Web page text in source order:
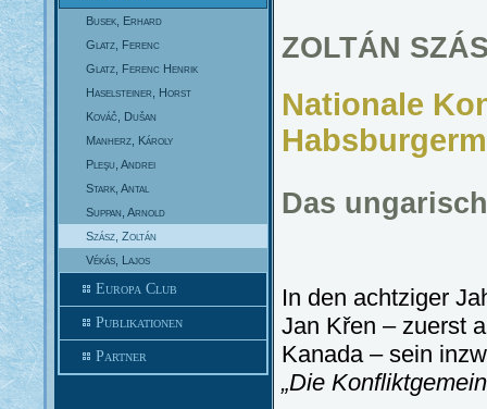
Busek, Erhard
Glatz, Ferenc
Glatz, Ferenc Henrik
Haselsteiner, Horst
Kováč, Dušan
Manherz, Károly
Pleşu, Andrei
Stark, Antal
Suppan, Arnold
Szász, Zoltán
Vékás, Lajos
Europa Club
Publikationen
Partner
ZOLTÁN
Nationale
Das
In den achtziger
Jan Křen – zuerst
Kanada – sein
„Die